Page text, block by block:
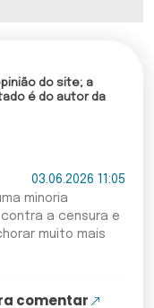
do site; a
é do autor da
03.06.2026 11:05
minoria
a censura e
muito mais
comentar